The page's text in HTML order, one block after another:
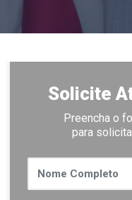
Solicite
Preencha o
para